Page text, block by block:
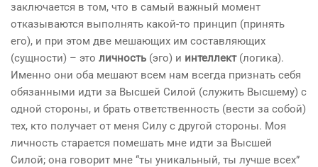
заключается в том, что в самый важный момент
отказываются выполнять какой-то принцип (принять
его), и при этом две мешающих им составляющих
(сущности) – это личность (эго) и интеллект(логика).
Именно они оба мешают всем нам всегда признать себя
обязанными идти за Высшей Силой (служить Высшему) с
одной стороны, и брать ответственность (вести за собой)
тех, кто получает от меня Силу с другой стороны. Моя
личность старается помешать мне идти за Высшей
Силой; она говорит мне “ты уникальный, ты лучше всех”